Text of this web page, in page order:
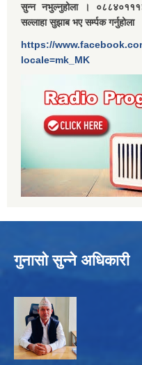
सुन्न नभुल्नुहोला ।
सल्लाहा सुझाब भए सर्म्पक गर्नुहोला
https://
locale=mk_MK
गुनासो सुन्ने अधिकारी